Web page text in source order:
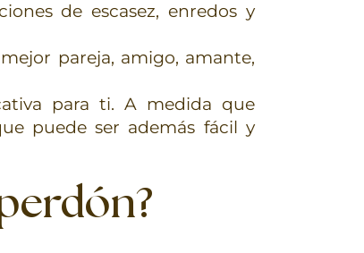
de escasez, enredos y
pareja, amigo, amante,
para ti. A medida que
puede ser además fácil y